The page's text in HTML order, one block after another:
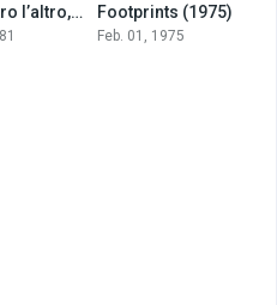
6.2Uno contro l’altro, praticamente amici (1981) 6.8
Footprints (1975)
Feb. 01, 1975